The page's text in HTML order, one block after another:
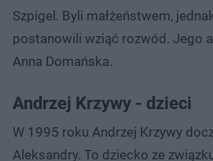
Szpigel. Byli małżeństwem,
postanowili wziąć rozwód. Jego
Anna Domańska.
Andrzej Krzywy - dzieci
W 1995 roku Andrzej Krzywy
Aleksandry. To dziecko ze